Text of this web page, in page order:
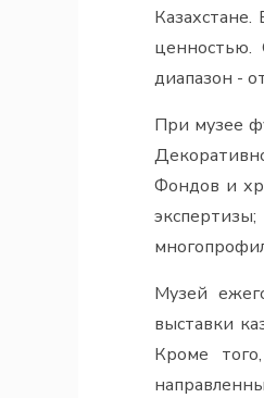
ценностью.
диапазон -
При музее
Фондов и
Музей
выставки
Кроме